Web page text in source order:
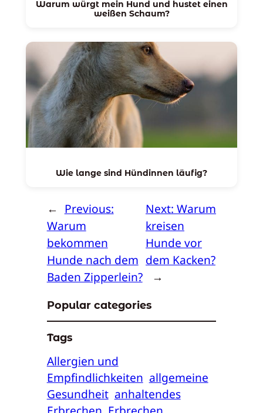
Warum würgt mein Hund und hustet einen
weißen Schaum?
Wie lange sind Hündinnen läufig?
← Previous:
Warum
bekommen
Hunde nach dem
Baden Zipperlein?
Next:Warum
kreisen
Hunde vor
dem Kacken?
→
Popular categories
Tags
Allergien und
Empfindlichkeiten allgemeine
Gesundheit anhaltendes